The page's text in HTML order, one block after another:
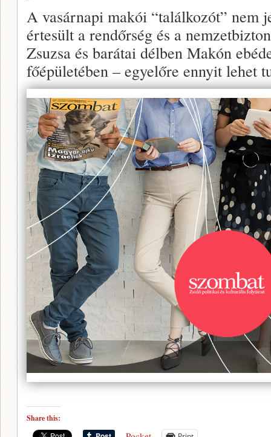
A vasárnapi makói “találkozót” nem
értesült a rendőrség és a
Zsuzsa és barátai délben Makón
főépületében – egyelőre ennyit lehet
Share this: